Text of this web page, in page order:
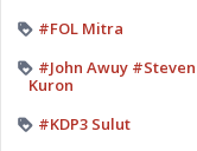
#FOL Mitra
#John Awuy
Kuron
#KDP3 Sulut